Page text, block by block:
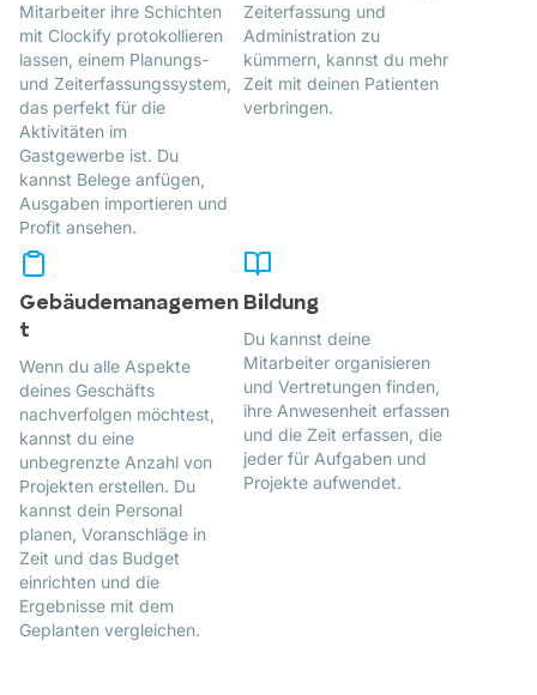
Mitarbeiter ihre Schichten
mit Clockify protokollieren
lassen, einem Planungs-
und Zeiterfassungssystem,
das perfekt für die
Aktivitäten im
Gastgewerbe ist. Du
kannst Belege anfügen,
Ausgaben importieren und
Profit ansehen.
Zeiterfassung und
Administration zu
kümmern, kannst du mehr
Zeit mit deinen Patienten
verbringen.
Gebäudemanagemen
t
Wenn du alle Aspekte
deines Geschäfts
nachverfolgen möchtest,
kannst du eine
unbegrenzte Anzahl von
Projekten erstellen. Du
kannst dein Personal
planen, Voranschläge in
Zeit und das Budget
einrichten und die
Ergebnisse mit dem
Geplanten vergleichen.
Bildung
Du kannst deine
Mitarbeiter organisieren
und Vertretungen finden,
ihre Anwesenheit erfassen
und die Zeit erfassen, die
jeder für Aufgaben und
Projekte aufwendet.